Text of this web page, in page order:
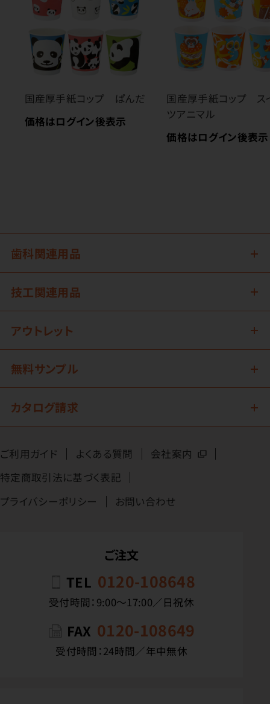
国産厚手紙コップ ぱんだ
価格はログイン後表示
国産厚手紙コップ ス
ツアニマル
価格はログイン後表示
歯科関連用品
技工関連用品
アウトレット
無料サンプル
カタログ請求
ご利用ガイド よくある質問
会社案内
特定商取引法に基づく表記
プライバシーポリシー
お問い合わせ
ご注文
TEL 0120-108648
受付時間：9:00〜17:00／日祝休
FAX 0120-108649
受付時間：24時間／年中無休